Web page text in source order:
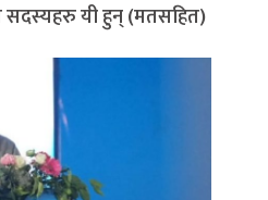
सदस्यहरु यी हुन् (मतसहित)